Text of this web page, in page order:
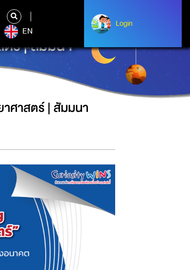
EN
Login
Login
ตร์ | สัมมนา
าศาสตร์ | สัมมนา